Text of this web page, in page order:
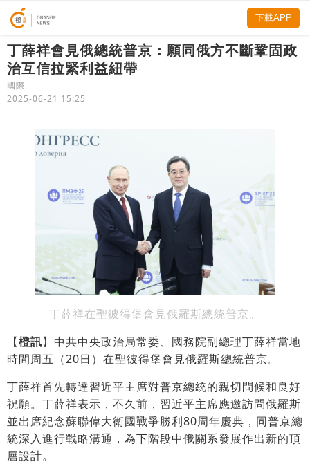
丁薛祥會見俄總統普京：願同俄方不斷鞏固政
治互信拉緊利益紐帶
國際
2025-06-21 15:25
丁薛祥在聖彼得堡會見俄羅斯總統普京。
【橙訊】中共中央政治局常委、國務院副總理丁薛祥當地
時間周五（20日）在聖彼得堡會見俄羅斯總統普京。
丁薛祥首先轉達習近平主席對普京總統的親切問候和良好
祝願。丁薛祥表示，不久前，習近平主席應邀訪問俄羅斯
並出席紀念蘇聯偉大衛國戰爭勝利80周年慶典，同普京總
統深入進行戰略溝通，為下階段中俄關系發展作出新的頂
層設計。
下載APP